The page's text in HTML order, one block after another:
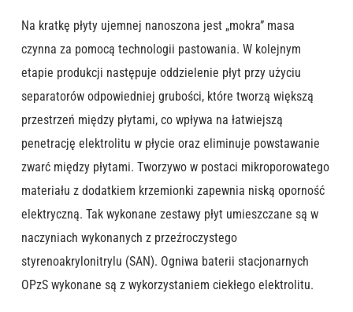
Na kratkę płyty ujemnej nanoszona jest „mokra” masa
czynna za pomocą technologii pastowania. W kolejnym
etapie produkcji następuje oddzielenie płyt przy użyciu
separatorów odpowiedniej grubości, które tworzą większą
przestrzeń między płytami, co wpływa na łatwiejszą
penetrację elektrolitu w płycie oraz eliminuje powstawanie
zwarć między płytami. Tworzywo w postaci mikroporowatego
materiału z dodatkiem krzemionki zapewnia niską oporność
elektryczną. Tak wykonane zestawy płyt umieszczane są w
naczyniach wykonanych z przeźroczystego
styrenoakrylonitrylu (SAN). Ogniwa baterii stacjonarnych
OPzS wykonane są z wykorzystaniem ciekłego elektrolitu.